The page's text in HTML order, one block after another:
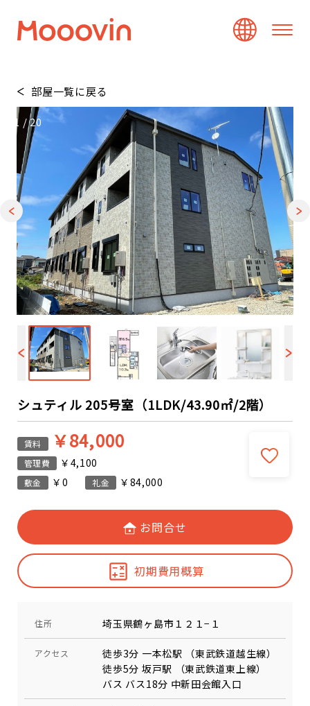
部屋一覧に戻る
1 /20
シュティル 205号室（1LDK/43.90㎡/2階）
賃料 ￥84,000
管理費 ￥4,100
敷金 ￥0 礼金 ￥84,000
お問合せ
初期費用概算
住所 埼玉県鶴ヶ島市１２１−１
アクセス
徒歩3分 一本松駅 （東武鉄道越生線）
徒歩5分 坂戸駅 （東武鉄道東上線）
バス バス18分 中新田会館入口